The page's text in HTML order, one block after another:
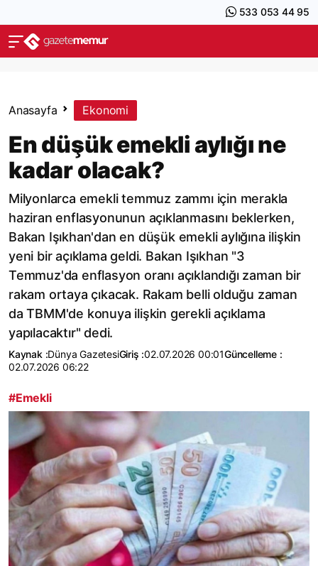
533 053 44 95
Anasayfa Ekonomi
En düşük emekli aylığı ne
kadar olacak?
Milyonlarca emekli temmuz zammı için merakla
haziran enflasyonunun açıklanmasını beklerken,
Bakan Işıkhan'dan en düşük emekli aylığına ilişkin
yeni bir açıklama geldi. Bakan Işıkhan "3
Temmuz'da enflasyon oranı açıklandığı zaman bir
rakam ortaya çıkacak. Rakam belli olduğu zaman
da TBMM'de konuya ilişkin gerekli açıklama
yapılacaktır" dedi.
Kaynak :Dünya GazetesiGiriş :02.07.2026 00:01Güncelleme :
02.07.2026 06:22
#Emekli